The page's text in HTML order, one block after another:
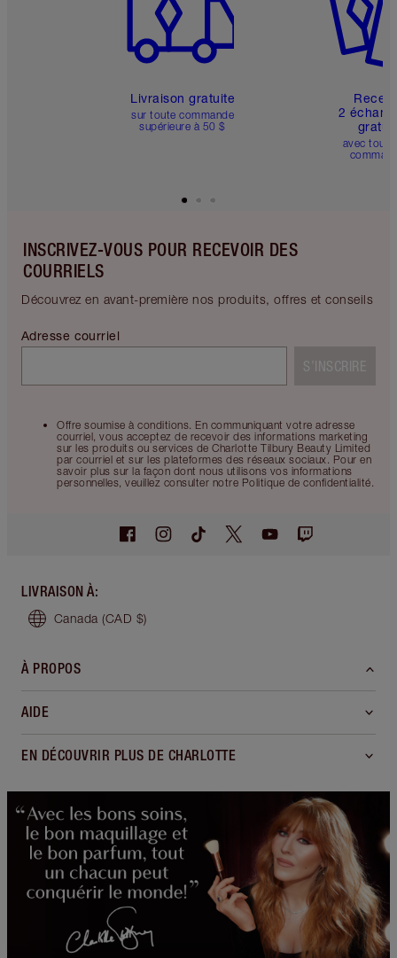
Livraison gratuite
sur toute commande
supérieure à 50 $
2
avec
INSCRIVEZ-VOUS POUR RECEVOIR DES
COURRIELS
Découvrez en avant-première nos produits, offres et conseils
Offre soumise à conditions. En communiquant votre adresse
courriel, vous acceptez de recevoir des informations marketing
sur les produits ou services de Charlotte Tilbury Beauty Limited
par courriel et sur les plateformes des réseaux sociaux. Pour en
savoir plus sur la façon dont nous utilisons vos informations
personnelles, veuillez consulter notre Politique de confidentialité.
Adresse courriel
S’INSCRIRE
LIVRAISON À:
Canada (CAD $)
À PROPOS
AIDE
EN DÉCOUVRIR PLUS DE CHARLOTTE